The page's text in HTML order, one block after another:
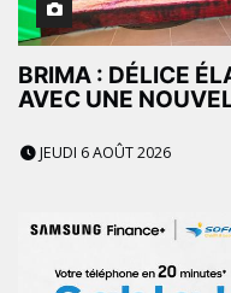
BRIMA : DÉLICE
AVEC UNE
JEUDI 6 AOÛT 2026